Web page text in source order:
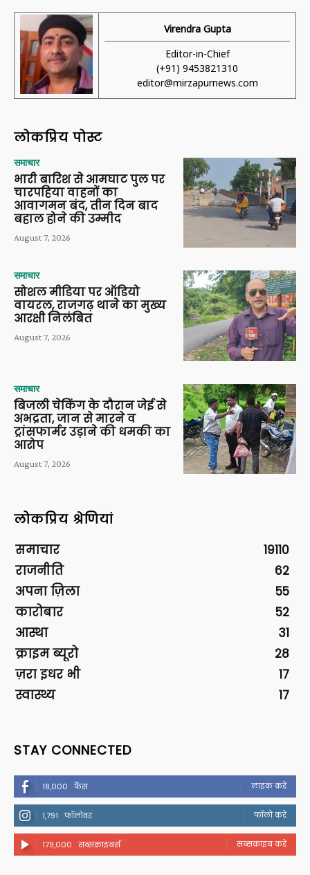
Virendra Gupta
Editor-in-Chief
(+91) 9453821310
editor@mirzapurnews.com
लोकप्रिय पोस्ट
समाचार
भारी बारिश से आमघाट पुल पर
चारपहिया वाहनों का
आवागमन बंद, तीन दिन बाद
बहाल होने की उम्मीद
August 7, 2026
समाचार
सोशल मीडिया पर ऑडियो
वायरल, राजगढ़ थाने का मुख्य
आरक्षी निलंबित
August 7, 2026
समाचार
बिजली चेकिंग के दौरान जेई से
अभद्रता, जान से मारने व
ट्रांसफार्मर उड़ाने की धमकी का
आरोप
August 7, 2026
लोकप्रिय श्रेणियां
समाचार
19110
राजनीति
62
अपना ज़िला
55
कारोबार
52
आस्था
31
क्राइम ब्यूरो
28
ज़रा इधर भी
17
स्वास्थ्य
17
STAY CONNECTED
18,000 फैंस लाइक करें
1,791 फॉलोवर फॉलो करें
179,000 सब्सक्राइबर्स सब्सक्राइब करें